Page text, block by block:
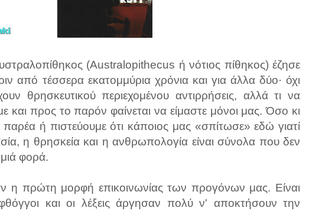
(Australopithecus ή νότιος πίθηκος) έζησε
από τέσσερα εκατομμύρια χρόνια και για άλλα δύο· όχι
θρησκευτικού περιεχομένου αντιρρήσεις, αλλά τι να
προς το παρόν φαίνεται να είμαστε μόνοι μας. Όσο κι
ή πιστεύουμε ότι κάποιος μας «σπίτωσε» εδώ γιατί
η θρησκεία και η ανθρωπολογία είναι σύνολα που δεν
φορά.
η πρώτη μορφή επικοινωνίας των προγόνων μας. Είναι
και οι λέξεις άργησαν πολύ ν' αποκτήσουν την